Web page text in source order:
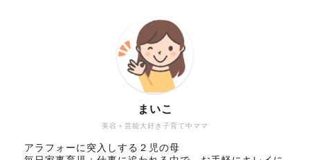
美容＋芸能大好き子育て中ママ
まいこ
アラフォーに突入しする２児の母